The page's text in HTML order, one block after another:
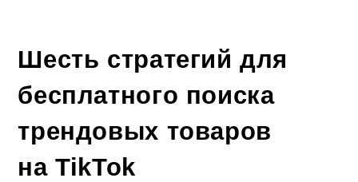
Шесть стратегий для
бесплатного поиска
трендовых товаров
на TikTok